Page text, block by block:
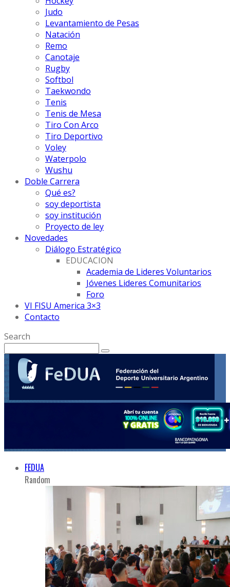
Judo
Levantamiento de Pesas
Natación
Remo
Canotaje
Rugby
Softbol
Taekwondo
Tenis
Tenis de Mesa
Tiro Con Arco
Tiro Deportivo
Voley
Waterpolo
Wushu
Doble Carrera
Qué es?
soy deportista
soy institución
Proyecto de ley
Novedades
Diálogo Estratégico
EDUCACION
Academia de Lideres Voluntarios
Jóvenes Lideres Comunitarios
Foro
VI FISU America 3×3
Contacto
Search
FEDUA
Random